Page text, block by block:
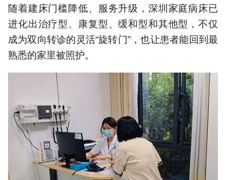
随着建床门槛降低、服务升级，深圳家庭病床已
进化出治疗型、康复型、缓和型和其他型，不仅
成为双向转诊的灵活“旋转门”，也让患者能回到最
熟悉的家里被照护。